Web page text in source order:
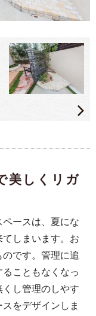
美しくリガ
ースは、夏にな
しまいます。お
です。管理に追
こともなくなっ
し管理のしやす
をデザインしま